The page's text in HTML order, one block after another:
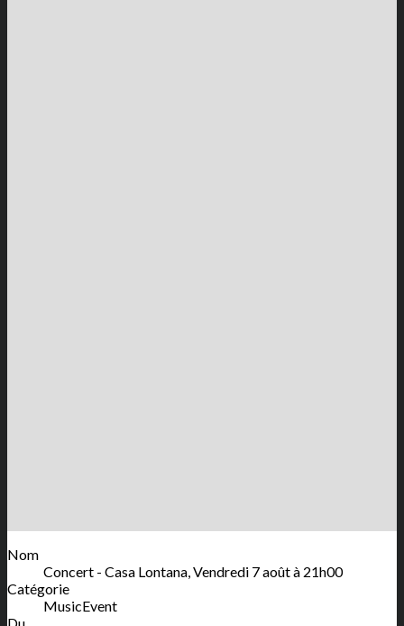
Nom
Concert - Casa Lontana, Vendredi 7 août à 21h00
Catégorie
MusicEvent